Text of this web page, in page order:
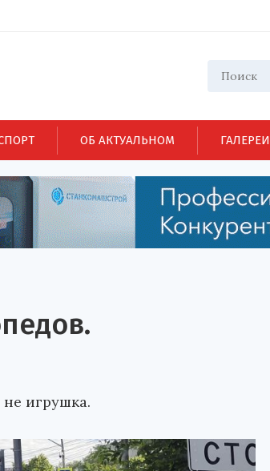
ОБ АКТУАЛЬНОМ ГАЛЕРЕИ
игрушка.